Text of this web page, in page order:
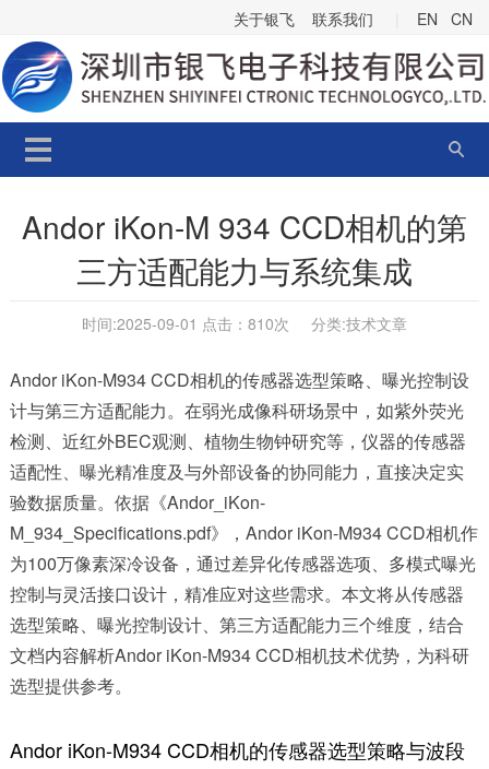
关于银飞 联系我们 EN CN
Andor iKon-M 934 CCD相机的第
三方适配能力与系统集成
时间:2025-09-01 点击： 810次 分类:技术文章
Andor iKon-M934 CCD相机的传感器选型策略、曝光控制设
计与第三方适配能力。在弱光成像科研场景中，如紫外荧光
检测、近红外BEC观测、植物生物钟研究等，仪器的传感器
适配性、曝光精准度及与外部设备的协同能力，直接决定实
验数据质量。依据《Andor_iKon-
M_934_Specifications.pdf》，Andor iKon-M934 CCD相机作
为100万像素深冷设备，通过差异化传感器选项、多模式曝光
控制与灵活接口设计，精准应对这些需求。本文将从传感器
选型策略、曝光控制设计、第三方适配能力三个维度，结合
文档内容解析Andor iKon-M934 CCD相机技术优势，为科研
选型提供参考。
Andor iKon-M934 CCD相机的传感器选型策略与波段